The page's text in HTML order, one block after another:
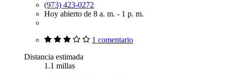
(973) 423-0272
Hoy abierto de 8 a. m. - 1 p. m.
1 comentario
Distancia estimada
1.1 millas